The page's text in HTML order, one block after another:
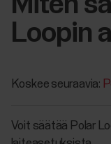
Loopin
Koskee seuraavia:
Voit säätää Polar